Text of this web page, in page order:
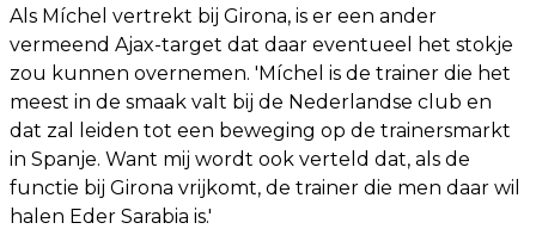
Als Míchel vertrekt bij Girona, is er een ander
vermeend Ajax-target dat daar eventueel het stokje
zou kunnen overnemen. 'Míchel is de trainer die het
meest in de smaak valt bij de Nederlandse club en
dat zal leiden tot een beweging op de trainersmarkt
in Spanje. Want mij wordt ook verteld dat, als de
functie bij Girona vrijkomt, de trainer die men daar wil
halen Eder Sarabia is.'